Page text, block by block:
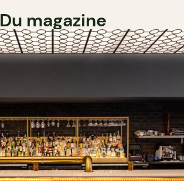
Du magazine